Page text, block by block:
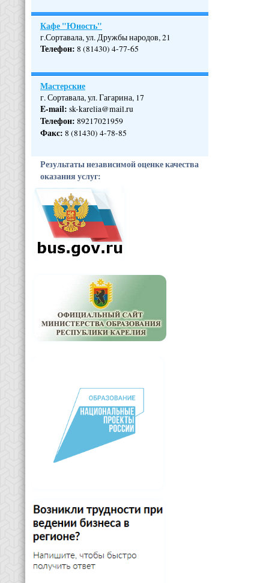
Кафе "Юность"
г.Сортавала, ул. Дружбы народов, 21
Телефон: 8 (81430) 4-77-65
Мастерские
г. Сортавала, ул. Гагарина, 17
E-mail: sk-karelia@mail.ru
Телефон: 89217021959
Факс: 8 (81430) 4-78-85
Результаты независимой оценке качества
оказания услуг: